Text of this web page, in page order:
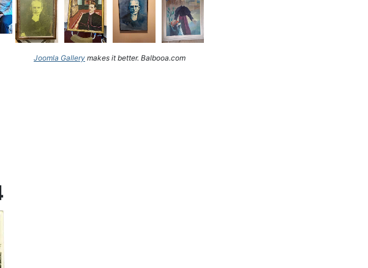
Joomla Gallery makes it better. Balbooa.com